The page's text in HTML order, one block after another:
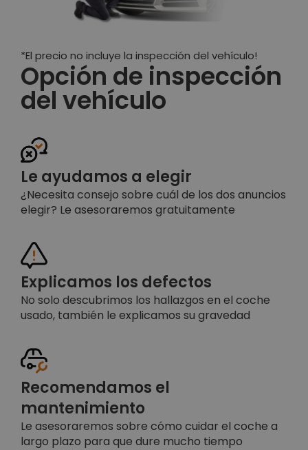
*El precio no incluye la inspección del vehículo!
Opción de inspección
del vehículo
Le ayudamos a elegir
¿Necesita consejo sobre cuál de los dos anuncios
elegir? Le asesoraremos gratuitamente
Explicamos los defectos
No solo descubrimos los hallazgos en el coche
usado, también le explicamos su gravedad
Recomendamos el
mantenimiento
Le asesoraremos sobre cómo cuidar el coche a
largo plazo para que dure mucho tiempo